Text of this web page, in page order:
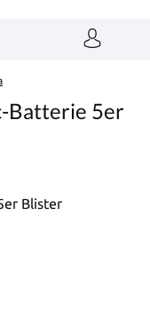
Batterie 5er